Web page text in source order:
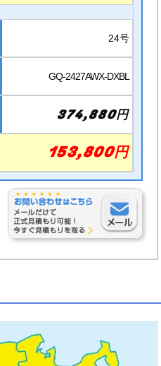
24号
GQ-2427AWX-DXBL
374,880円
153,800円